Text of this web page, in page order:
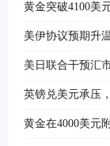
黄金突破4100美
美伊协议预期升
美日联合干预汇
英镑兑美元承压
黄金在4000美元